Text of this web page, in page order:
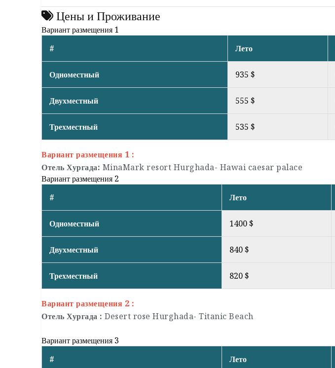
Цены и Проживание
Вариант размещения 1
#
Лето
Одноместный 935 $
Двухместный 555 $
Трехместный 535 $
Вариант размещения 1 :
Отель Хургада: MinaMark resort Hurghada- Hawai caesar palace
Вариант размещения 2
#
Лето
Одноместный 1400 $
Двухместный 840 $
Трехместный 820 $
Вариант размещения 2 :
Отель Хургада : Desert rose Hurghada- Titanic Beach
Вариант размещения 3
#
Лето